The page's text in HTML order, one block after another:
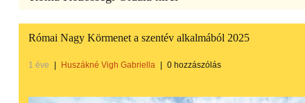
Római Nagy Körmenet a szentév alkalmából 2025
1 éve Huszákné Vigh Gabriella 0 hozzászólás